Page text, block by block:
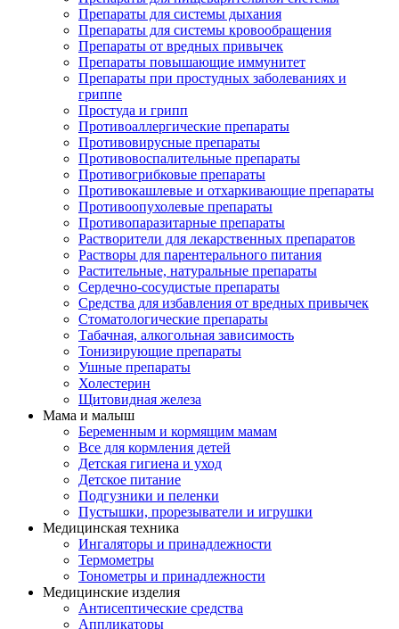
Препараты для системы дыхания
Препараты для системы кровообращения
Препараты от вредных привычек
Препараты повышающие иммунитет
Препараты при простудных заболеваниях и
гриппе
Простуда и грипп
Противоаллергические препараты
Противовирусные препараты
Противовоспалительные препараты
Противогрибковые препараты
Противокашлевые и отхаркивающие препараты
Противоопухолевые препараты
Противопаразитарные препараты
Растворители для лекарственных препаратов
Растворы для парентерального питания
Растительные, натуральные препараты
Сердечно-сосудистые препараты
Средства для избавления от вредных привычек
Стоматологические препараты
Табачная, алкогольная зависимость
Тонизирующие препараты
Ушные препараты
Холестерин
Щитовидная железа
Мама и малыш
Беременным и кормящим мамам
Все для кормления детей
Детская гигиена и уход
Детское питание
Подгузники и пеленки
Пустышки, прорезыватели и игрушки
Медицинская техника
Ингаляторы и принадлежности
Термометры
Тонометры и принадлежности
Медицинские изделия
Антисептические средства
Аппликаторы